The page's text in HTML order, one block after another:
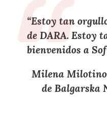
“Estoy tan
de DARA. Estoy
bienvenidos a
Milena
de Balgarska